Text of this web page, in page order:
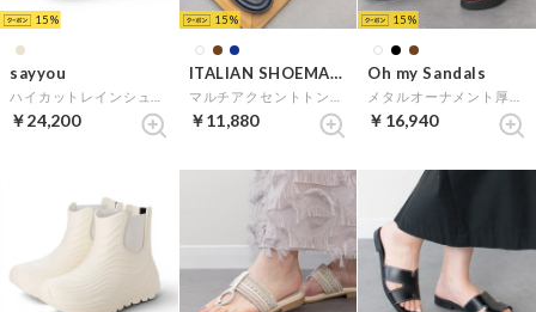
15
sayyou
￥24,200
15
ITALIAN SHOEMAKERS
￥11,880
15
Oh my Sandals
￥16,940